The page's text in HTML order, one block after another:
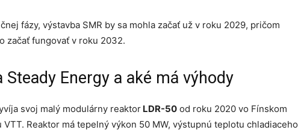
fázy, výstavba SMR by sa mohla začať už v roku 2029, pričom
začať fungovať v roku 2032.
Energy a aké má výhody
svoj malý modulárny reaktor LDR-50 od roku 2020 vo Fínskom
Reaktor má tepelný výkon 50 MW, výstupnú teplotu chladiaceho